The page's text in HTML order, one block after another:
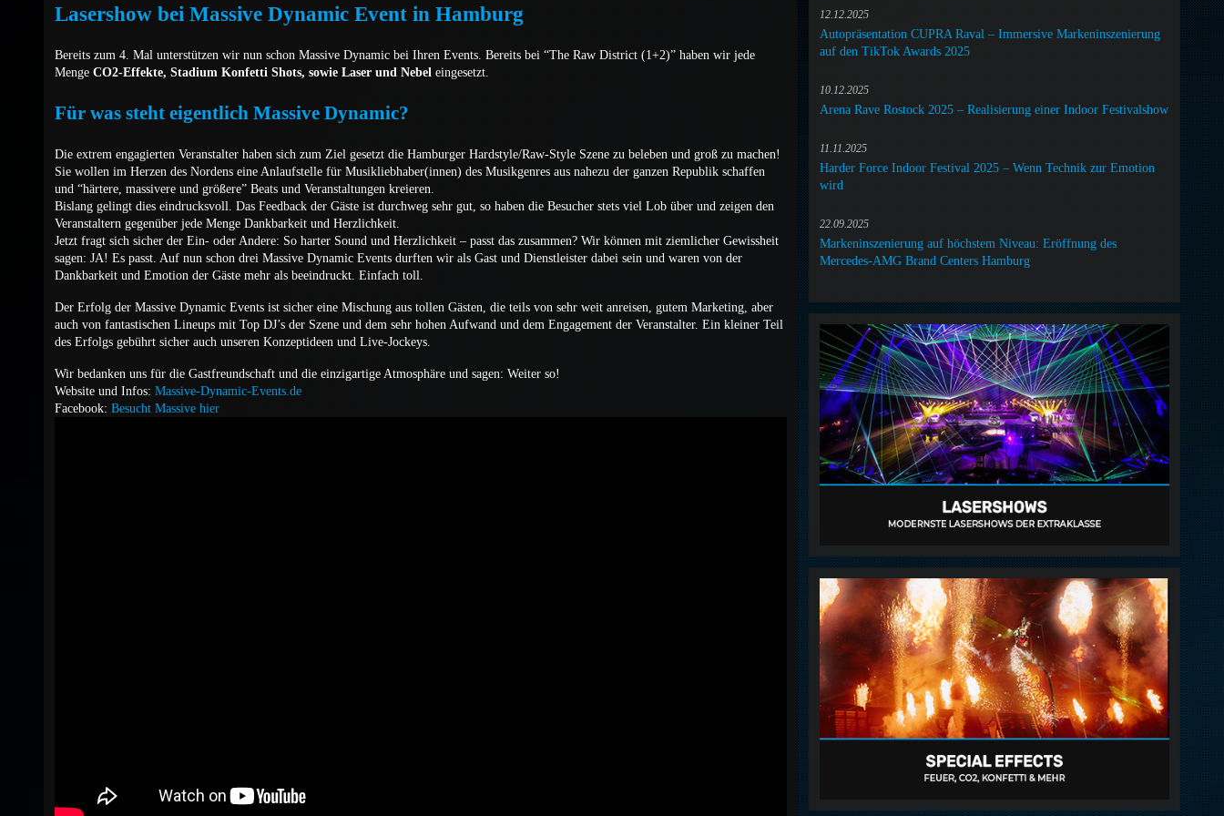
Lasershow bei Massive Dynamic Event in Hamburg
Bereits zum 4. Mal unterstützen wir nun schon Massive Dynamic bei Ihren Events. Bereits bei “The Raw District (1+2)” haben wir jede
Menge CO2-Effekte, Stadium Konfetti Shots, sowie Laser und Nebel eingesetzt.
Für was steht eigentlich Massive Dynamic?
Die extrem engagierten Veranstalter haben sich zum Ziel gesetzt die Hamburger Hardstyle/Raw-Style Szene zu beleben und groß zu machen!
Sie wollen im Herzen des Nordens eine Anlaufstelle für Musikliebhaber(innen) des Musikgenres aus nahezu der ganzen Republik schaffen
und “härtere, massivere und größere” Beats und Veranstaltungen kreieren.
Bislang gelingt dies eindrucksvoll. Das Feedback der Gäste ist durchweg sehr gut, so haben die Besucher stets viel Lob über und zeigen den
Veranstaltern gegenüber jede Menge Dankbarkeit und Herzlichkeit.
Jetzt fragt sich sicher der Ein- oder Andere: So harter Sound und Herzlichkeit – passt das zusammen? Wir können mit ziemlicher Gewissheit
sagen: JA! Es passt. Auf nun schon drei Massive Dynamic Events durften wir als Gast und Dienstleister dabei sein und waren von der
Dankbarkeit und Emotion der Gäste mehr als beeindruckt. Einfach toll.
Der Erfolg der Massive Dynamic Events ist sicher eine Mischung aus tollen Gästen, die teils von sehr weit anreisen, gutem Marketing, aber
auch von fantastischen Lineups mit Top DJ’s der Szene und dem sehr hohen Aufwand und dem Engagement der Veranstalter. Ein kleiner Teil
des Erfolgs gebührt sicher auch unseren Konzeptideen und Live-Jockeys.
Wir bedanken uns für die Gastfreundschaft und die einzigartige Atmosphäre und sagen: Weiter so!
Website und Infos: Massive-Dynamic-Events.de
Facebook: Besucht Massive hier
12.12.2025
Autopräsentation CUPRA Raval – Immersive Markeninszenierung
auf den TikTok Awards 2025
10.12.2025
Arena Rave Rostock 2025 – Realisierung einer Indoor Festivalshow
11.11.2025
Harder Force Indoor Festival 2025 – Wenn Technik zur Emotion
wird
22.09.2025
Markeninszenierung auf höchstem Niveau: Eröffnung des
Mercedes-AMG Brand Centers Hamburg